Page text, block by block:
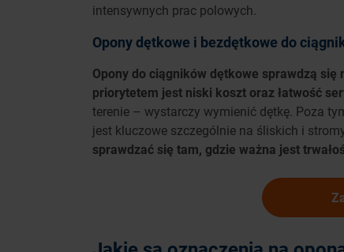
intensywnych prac polowych.
Opony dętkowe i bezdętkowe do
Opony do ciągników dętkowe sprawdzą
priorytetem jest niski koszt oraz łatwość
terenie – wystarczy wymienić dętkę. Poza
jest kluczowe szczególnie na śliskich i
sprawdzać się tam, gdzie ważna jest